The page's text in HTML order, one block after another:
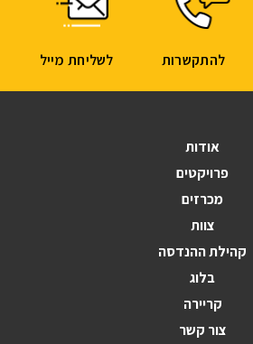
אודות
פרויקטים
מכרזים
צוות
קהילת ההנדסה
בלוג
קריירה
צור קשר
להתקשרות לשליחת מייל